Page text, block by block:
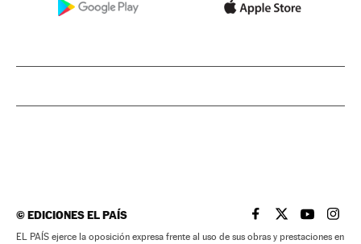
©EDICIONES EL PAÍS EL PAÍS BRASIL EN
EL PAÍSEL PAÍS
EL
EL PAÍS ejerce la oposición expresa frente al uso de sus obras y prestaciones en